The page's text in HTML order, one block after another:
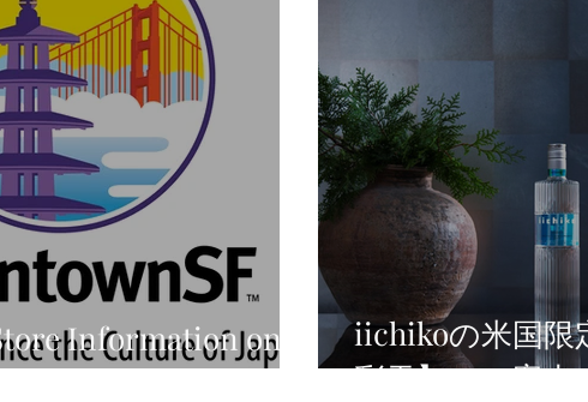
Information on
Japantown
iichikoの米国限
彩天】のご案内